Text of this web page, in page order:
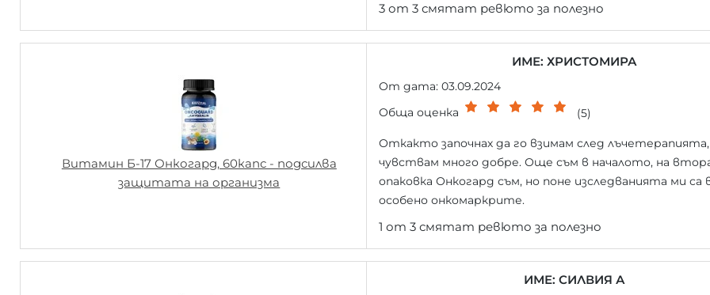
3 от 3 смятат ревюто за полезно
Витамин Б-17 Онкогард, 60капс - подсилва
защитата на организма
ИМЕ: ХРИСТОМИРА
От дата: 03.09.2024
Обща оценка
(5)
Откакто започнах да го взимам след лъчетерапията,
чувствам много добре. Още съм в началото, на
опаковка Онкогард съм, но поне изследванията ми са
особено онкомаркрите.
1 от 3 смятат ревюто за полезно
ИМЕ: СИЛВИЯ А